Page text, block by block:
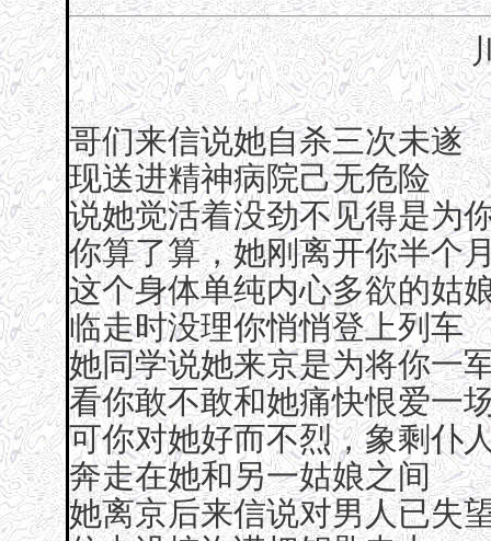
哥们来信说她自杀三次未遂
现送进精神病院己无危险
说她觉活着没劲不见得是为
你算了算，她刚离开你半个
这个身体单纯内心多欲的姑
临走时没理你悄悄登上列车
她同学说她来京是为将你一
看你敢不敢和她痛快恨爱一
可你对她好而不烈，象剩仆
奔走在她和另一姑娘之间
她离京后来信说对男人已失